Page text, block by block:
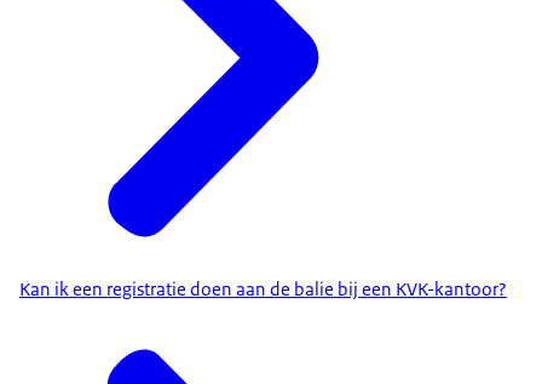
Kan ik een registratie doen aan de balie bij een KVK-kantoor?